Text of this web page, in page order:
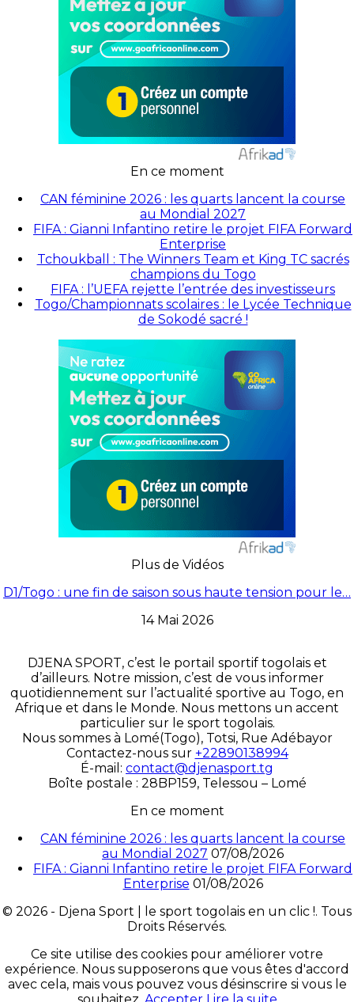
En ce moment
CAN féminine 2026 : les quarts lancent la course
au Mondial 2027
FIFA : Gianni Infantino retire le projet FIFA Forward
Enterprise
Tchoukball : The Winners Team et King TC sacrés
champions du Togo
FIFA : l’UEFA rejette l’entrée des investisseurs
Togo/Championnats scolaires : le Lycée Technique
de Sokodé sacré !
Plus de Vidéos
D1/Togo : une fin de saison sous haute tension pour le…
14 Mai 2026
DJENA SPORT, c’est le portail sportif togolais et
d’ailleurs. Notre mission, c’est de vous informer
quotidiennement sur l’actualité sportive au Togo, en
Afrique et dans le Monde. Nous mettons un accent
particulier sur le sport togolais.
Nous sommes à Lomé(Togo), Totsi, Rue Adébayor
Contactez-nous sur +22890138994
É-mail: contact@djenasport.tg
Boîte postale : 28BP159, Telessou – Lomé
En ce moment
CAN féminine 2026 : les quarts lancent la course
au Mondial 2027 07/08/2026
FIFA : Gianni Infantino retire le projet FIFA Forward
Enterprise 01/08/2026
© 2026 - Djena Sport | le sport togolais en un clic !. Tous
Droits Réservés.
Ce site utilise des cookies pour améliorer votre
expérience. Nous supposerons que vous êtes d'accord
avec cela, mais vous pouvez vous désinscrire si vous le